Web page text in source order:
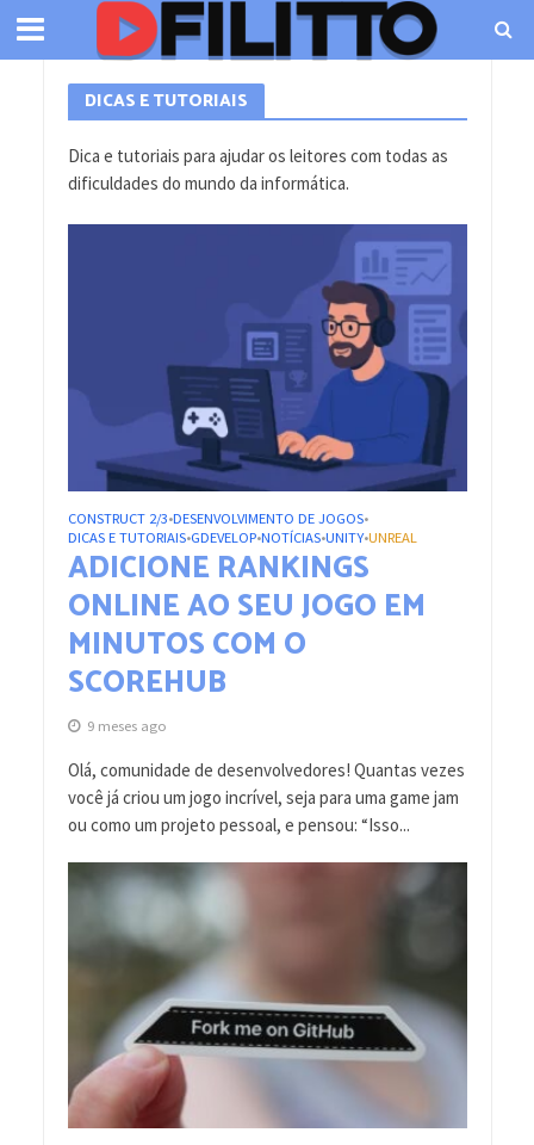
DICAS E TUTORIAIS
Dica e tutoriais para ajudar os leitores com todas as
dificuldades do mundo da informática.
CONSTRUCT 2/3•DESENVOLVIMENTO DE JOGOS•
DICAS E TUTORIAIS•GDEVELOP•NOTÍCIAS•UNITY•UNREAL
ADICIONE RANKINGS
ONLINE AO SEU JOGO EM
MINUTOS COM O
SCOREHUB
9 meses ago
Olá, comunidade de desenvolvedores! Quantas vezes
você já criou um jogo incrível, seja para uma game jam
ou como um projeto pessoal, e pensou: “Isso...